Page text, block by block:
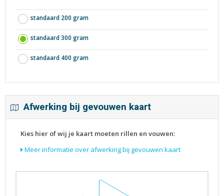
standaard 200 gram
standaard 300 gram
standaard 400 gram
Afwerking bij gevouwen kaart
Kies hier of wij je kaart moeten rillen en vouwen:
Meer informatie over afwerking bij gevouwen kaart